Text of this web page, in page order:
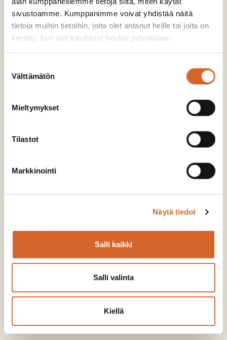
sivustoamme. Kumppanimme voivat yhdistää näitä
tietoja muihin tietoihin, joita olet antanut heille tai joita on
kerätty, kun olet käyttänyt heidän palvelujaan.
valinta
Välttämätön
Mieltymykset
Tilastot
Markkinointi
Näytä tiedot
Salli kaikki
Salli valinta
Kiellä
Totalservice för hantering av
gödsel och jordförbättringsmedel.Vi
uppkomstplats. Våra lösningar kan
Tjänster för skogsindustrin